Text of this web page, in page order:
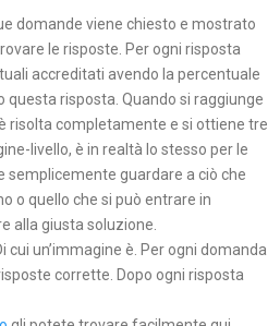
domande viene chiesto e mostrato
le risposte. Per ogni risposta
accreditati avendo la percentuale
questa risposta. Quando si raggiunge
risolta completamente e si ottiene tre
livello, è in realtà lo stesso per le
semplicemente guardare a ciò che
o quello che si può entrare in
alla giusta soluzione.
cui un’immagine è. Per ogni domanda
corrette. Dopo ogni risposta